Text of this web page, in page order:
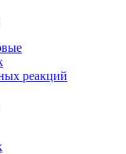
реакций